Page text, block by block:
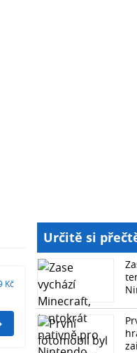
Kč
Určitě si